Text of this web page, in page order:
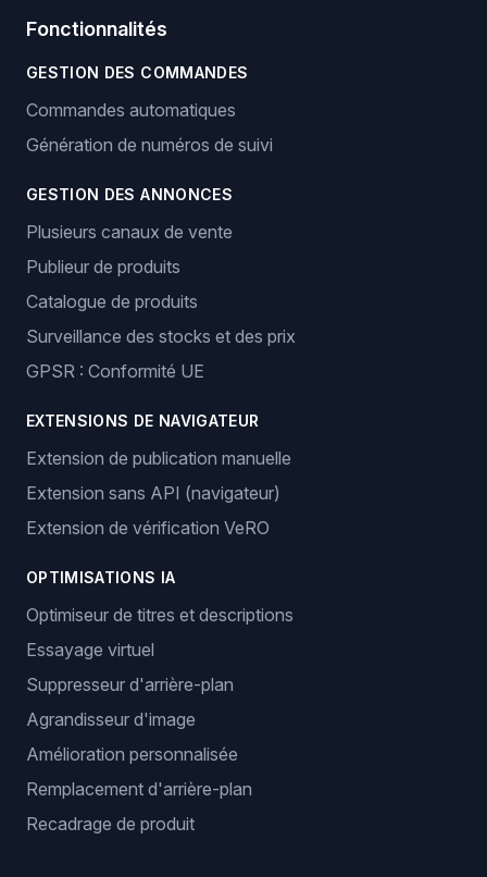
Fonctionnalités
GESTION DES COMMANDES
Commandes automatiques
Génération de numéros de suivi
GESTION DES ANNONCES
Plusieurs canaux de vente
Publieur de produits
Catalogue de produits
Surveillance des stocks et des prix
GPSR : Conformité UE
EXTENSIONS DE NAVIGATEUR
Extension de publication manuelle
Extension sans API (navigateur)
Extension de vérification VeRO
OPTIMISATIONS IA
Optimiseur de titres et descriptions
Essayage virtuel
Suppresseur d'arrière-plan
Agrandisseur d'image
Amélioration personnalisée
Remplacement d'arrière-plan
Recadrage de produit